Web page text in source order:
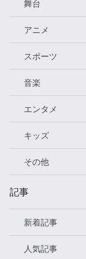
舞台
アニメ
スポーツ
音楽
エンタメ
キッズ
その他
記事
新着記事
人気記事